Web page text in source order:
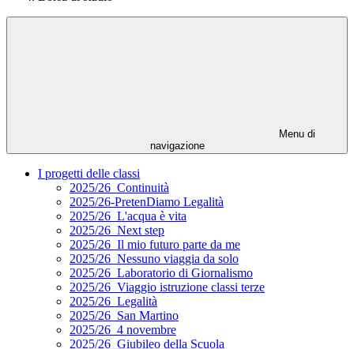
Menu di
navigazione
I progetti delle classi
2025/26_Continuità
2025/26-PretenDiamo Legalità
2025/26_L'acqua è vita
2025/26_Next step
2025/26_Il mio futuro parte da me
2025/26_Nessuno viaggia da solo
2025/26_Laboratorio di Giornalismo
2025/26_Viaggio istruzione classi terze
2025/26_Legalità
2025/26_San Martino
2025/26_4 novembre
2025/26_Giubileo della Scuola